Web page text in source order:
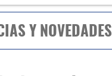
Y NOVEDADES